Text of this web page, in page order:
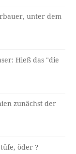
unter dem
Hieß das "die
zunächst der
öder ?